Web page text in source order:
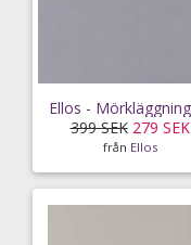
399 SEK 279 SEK
från Ellos